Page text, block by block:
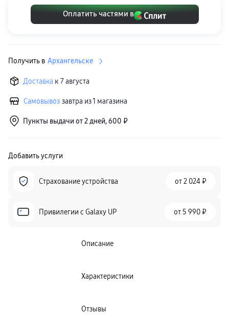
Клавиатуры для планшетов
Клавиатуры
пвз
Оплатить частями в
Получить в Архангельске
Доставка к 7 августа
Самовывоз завтра из 1 магазина
Пункты выдачи от 2 дней, 600 ₽
Добавить услуги
Страхование устройства от2 024 ₽
Привилегии c Galaxy UP от 5 990 ₽
Описание
Характеристики
Отзывы